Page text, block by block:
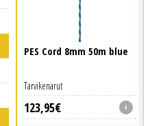
PES Cord 8mm 50m blue
123,95€
Tarvikenarut